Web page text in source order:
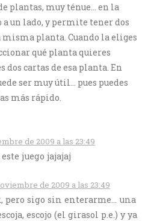
plantas, muy ténue… en la
a un lado, y permite tener dos
planta. Cuando la eliges
qué planta quieres
dos cartas de esa planta. En
ser muy útil… pues puedes
más rápido.
de 2009 a las 23:49
juego jajajaj
de 2009 a las 23:49
pero sigo sin enterarme… una
escojo (el girasol p.e.) y ya